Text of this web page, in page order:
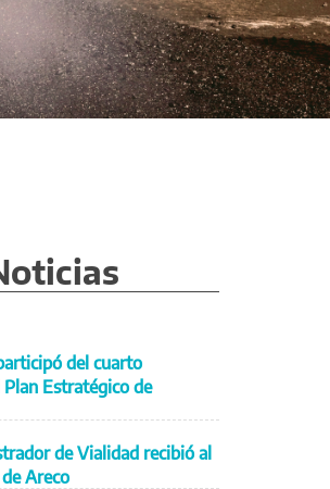
del cuarto
Estratégico de
de Vialidad recibió al
Areco